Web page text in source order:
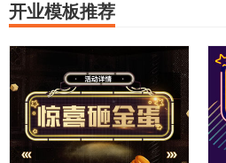
开业模板推荐